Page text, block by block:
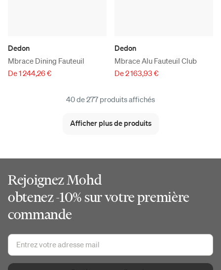
Dedon
Mbrace Dining Fauteuil
De 1 244,26 €
Dedon
Mbrace Alu Fauteuil Club
De 2 163,93 €
40 de 277 produits affichés
Afficher plus de produits
Rejoignez Mohd
obtenez -10% sur votre première
commande